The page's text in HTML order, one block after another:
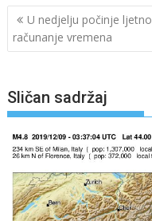
Navigacija
objava
U nedjelju počinje ljetno
računanje vremena
Sličan sadržaj